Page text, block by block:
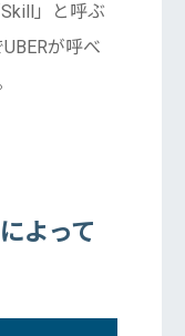
」と呼ぶ
が呼べ
よって